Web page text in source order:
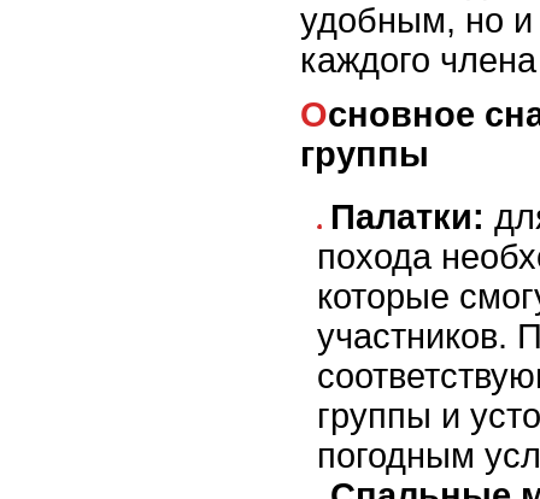
удобным, но
каждого
Основное снаряжение для
группы
Палатки:
похода
которые
участников.
группы и
погодным